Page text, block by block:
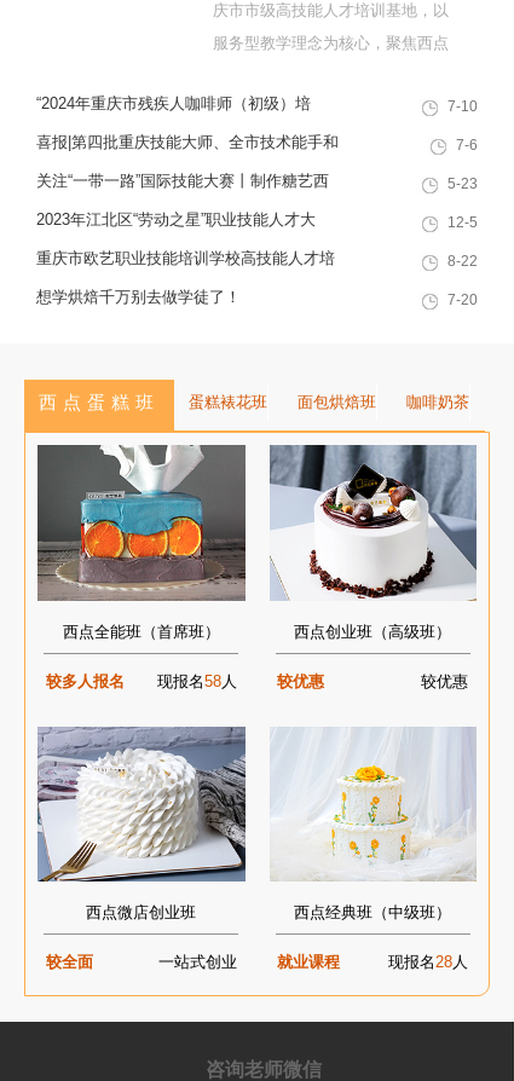
庆市市级高技能人才培训基地，以
服务型教学理念为核心，聚焦西点
十余载，致力于培养兼具社会责任
感与创新思维的复合型行业高技能
人才，是集技能培训、证书认定、
“2024年重庆市残疾人咖啡师（初级）培
训”职业技能提升计划活动
7-10
喜报|第四批重庆技能大师、全市技术能手和
巴渝青年技能之星名单出炉，重庆欧艺职业
技能培训学校技能人才榜上有名！
7-6
关注“一带一路”国际技能大赛丨制作糖艺西
点，看手艺更考验审美
5-23
2023年江北区“劳动之星”职业技能人才大
赛，我校选手荣获互联网营销师第一名
12-5
重庆市欧艺职业技能培训学校高技能人才培
训基地建设专家指导会会议简报
8-22
想学烘焙千万别去做学徒了！ 7-20
西点蛋糕班 蛋糕裱花班 面包烘焙班 咖啡奶茶
西点全能班（首席班）
较多人报名 现报名58人
西点创业班（高级班）
较优惠 较优惠
西点微店创业班
较全面 一站式创业
西点经典班（中级班）
就业课程 现报名28人
咨询老师微信